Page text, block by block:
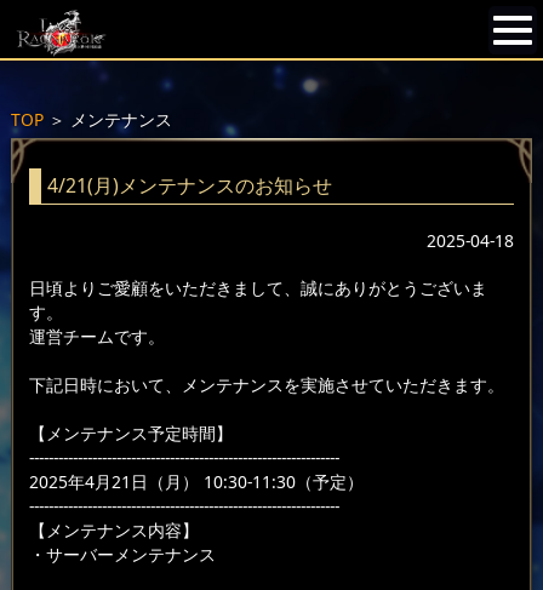
TOP＞ メンテナンス
4/21(月)メンテナンスのお知らせ
2025-04-18
日頃よりご愛顧をいただきまして、誠にありがとうございま
す。
運営チームです。
下記日時において、メンテナンスを実施させていただきます。
【メンテナンス予定時間】
----------------------------------------------------------------
2025年4月21日（月） 10:30-11:30（予定）
----------------------------------------------------------------
【メンテナンス内容】
・サーバーメンテナンス